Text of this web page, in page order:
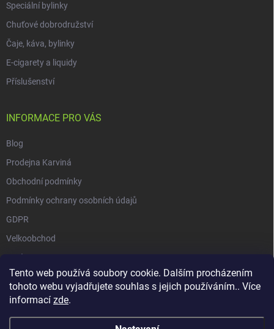
Tento web používá soubory cookie. Dalším procházením
tohoto webu vyjadřujete souhlas s jejich používáním.. Více
informací zde.
Speciální bylinky
Chuťové dobrodružství
Čaje, káva, bylinky
E-cigarety a liquidy
Příslušenství
INFORMACE PRO VÁS
Blog
Prodejna Karviná
Obchodní podmínky
Podmínky ochrany osobních údajů
GDPR
Velkoobchod
O nás
Vrácení zásilky přes Zásilkovnu